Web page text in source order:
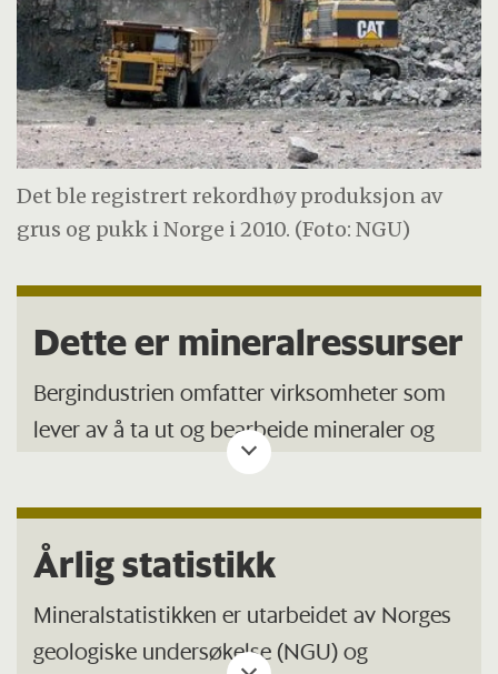
Det ble registrert rekordhøy produksjon av
grus og pukk i Norge i 2010. (Foto: NGU)
Dette er mineralressurser
Bergindustrien omfatter virksomheter som
lever av å ta ut og bearbeide mineraler og
bergarter fra fast fjell eller løsmasser.
Næringen skiller mellom fem grupper
råstoffer:
Industrimineraler (bl.a. kalkstein, olivin,
nefelinsyenitt, kvarts og dolomitt)
Årlig statistikk
Mineralstatistikken er utarbeidet av Norges
geologiske undersøkelse (NGU) og